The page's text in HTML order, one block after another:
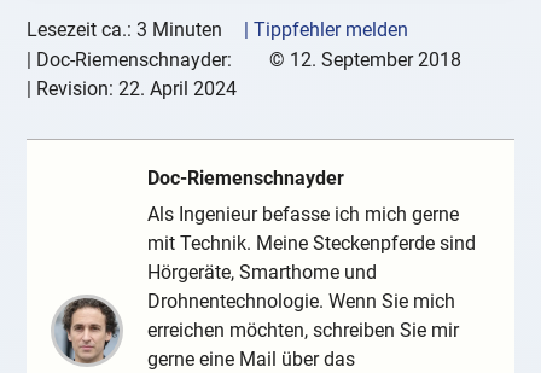
Lesezeit ca.: 3 Minuten
| Tippfehler melden
| Doc-Riemenschnayder: © 12. September 2018
| Revision:22. April 2024
Doc-Riemenschnayder
Als Ingenieur befasse ich mich gerne
mit Technik. Meine Steckenpferde sind
Hörgeräte, Smarthome und
Drohnentechnologie. Wenn Sie mich
erreichen möchten, schreiben Sie mir
gerne eine Mail über das